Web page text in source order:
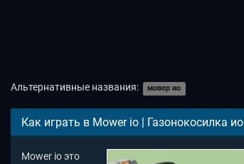
Альтернативные названия: мовер ио
Как играть в Mower io | Газонокосилка ио
Mower io это